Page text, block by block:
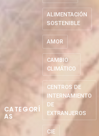
CATEGORÍ
AS
ALIMENTACIÓN
SOSTENIBLE
AMOR
CAMBIO
CLIMÁTICO
CENTROS DE
INTERNAMIENTO
DE
EXTRANJEROS
CIE